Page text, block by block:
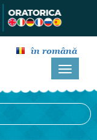
în română